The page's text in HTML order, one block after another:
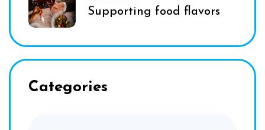
Supporting food flavors
Categories